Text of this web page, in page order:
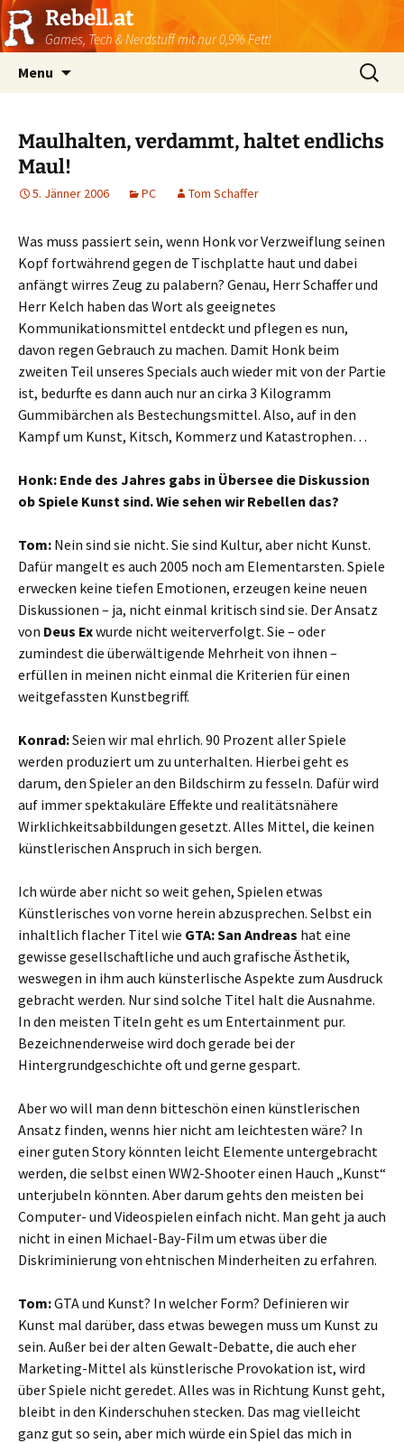
Rebell.at
Games, Tech & Nerdstuff mit nur 0,9% Fett!
Menu
Suchen
nach:
Maulhalten, verdammt, haltet endlichs
Maul!
5. Jänner 2006 PC Tom Schaffer
Was muss passiert sein, wenn Honk vor Verzweiflung seinen
Kopf fortwährend gegen de Tischplatte haut und dabei
anfängt wirres Zeug zu palabern? Genau, Herr Schaffer und
Herr Kelch haben das Wort als geeignetes
Kommunikationsmittel entdeckt und pflegen es nun,
davon regen Gebrauch zu machen. Damit Honk beim
zweiten Teil unseres Specials auch wieder mit von der Partie
ist, bedurfte es dann auch nur an cirka 3 Kilogramm
Gummibärchen als Bestechungsmittel. Also, auf in den
Kampf um Kunst, Kitsch, Kommerz und Katastrophen…
Honk: Ende des Jahres gabs in Übersee die Diskussion
ob Spiele Kunst sind. Wie sehen wir Rebellen das?
Tom: Nein sind sie nicht. Sie sind Kultur, aber nicht Kunst.
Dafür mangelt es auch 2005 noch am Elementarsten. Spiele
erwecken keine tiefen Emotionen, erzeugen keine neuen
Diskussionen – ja, nicht einmal kritisch sind sie. Der Ansatz
von Deus Exwurde nicht weiterverfolgt. Sie – oder
zumindest die überwältigende Mehrheit von ihnen –
erfüllen in meinen nicht einmal die Kriterien für einen
weitgefassten Kunstbegriff.
Konrad:Seien wir mal ehrlich. 90 Prozent aller Spiele
werden produziert um zu unterhalten. Hierbei geht es
darum, den Spieler an den Bildschirm zu fesseln. Dafür wird
auf immer spektakuläre Effekte und realitätsnähere
Wirklichkeitsabbildungen gesetzt. Alles Mittel, die keinen
künstlerischen Anspruch in sich bergen.
Ich würde aber nicht so weit gehen, Spielen etwas
Künstlerisches von vorne herein abzusprechen. Selbst ein
inhaltlich flacher Titel wie GTA: San Andreas hat eine
gewisse gesellschaftliche und auch grafische Ästhetik,
weswegen in ihm auch künsterlische Aspekte zum Ausdruck
gebracht werden. Nur sind solche Titel halt die Ausnahme.
In den meisten Titeln geht es um Entertainment pur.
Bezeichnenderweise wird doch gerade bei der
Hintergrundgeschichte oft und gerne gespart.
Aber wo will man denn bitteschön einen künstlerischen
Ansatz finden, wenns hier nicht am leichtesten wäre? In
einer guten Story könnten leicht Elemente untergebracht
werden, die selbst einen WW2-Shooter einen Hauch „Kunst“
unterjubeln könnten. Aber darum gehts den meisten bei
Computer- und Videospielen einfach nicht. Man geht ja auch
nicht in einen Michael-Bay-Film um etwas über die
Diskriminierung von ehtnischen Minderheiten zu erfahren.
Tom:GTA und Kunst? In welcher Form? Definieren wir
Kunst mal darüber, dass etwas bewegen muss um Kunst zu
sein. Außer bei der alten Gewalt-Debatte, die auch eher
Marketing-Mittel als künstlerische Provokation ist, wird
über Spiele nicht geredet. Alles was in Richtung Kunst geht,
bleibt in den Kinderschuhen stecken. Das mag vielleicht
ganz gut so sein, aber mich würde ein Spiel das mich in